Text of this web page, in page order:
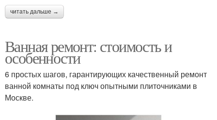
читать дальше →
Ванная ремонт: стоимость и
особенности
6 простых шагов, гарантирующих качественный ремонт
ванной комнаты под ключ опытными плиточниками в
Москве.